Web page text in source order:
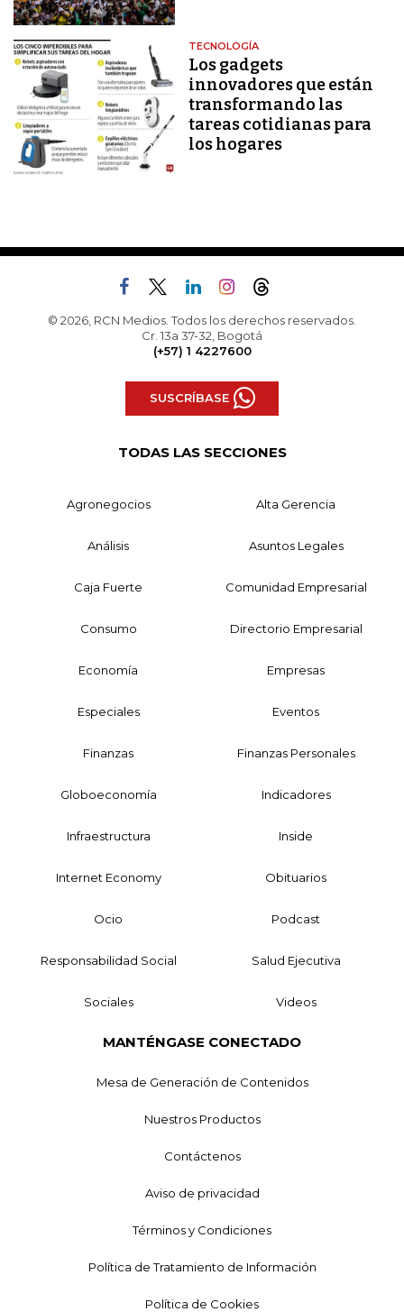
TECNOLOGÍA
Los gadgets
innovadores que están
transformando las
tareas cotidianas para
los hogares
© 2026, RCN Medios. Todos los derechos reservados.
Cr. 13a 37-32, Bogotá
(+57) 1 4227600
SUSCRÍBASE
TODAS LAS SECCIONES
Agronegocios Alta Gerencia
Análisis Asuntos Legales
Caja Fuerte Comunidad Empresarial
Consumo Directorio Empresarial
Economía Empresas
Especiales Eventos
Finanzas Finanzas Personales
Globoeconomía Indicadores
Infraestructura Inside
Internet Economy Obituarios
Ocio Podcast
Responsabilidad Social Salud Ejecutiva
Sociales Videos
MANTÉNGASE CONECTADO
Mesa de Generación de Contenidos
Nuestros Productos
Contáctenos
Aviso de privacidad
Términos y Condiciones
Política de Tratamiento de Información
Política de Cookies